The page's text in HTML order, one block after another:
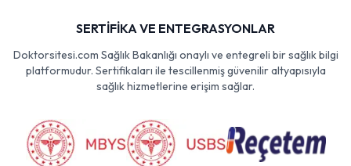
SERTİFİKA VE ENTEGRASYONLAR
Doktorsitesi.com Sağlık Bakanlığı onaylı ve entegreli bir sağlık bilgi
platformudur. Sertifikaları ile tescillenmiş güvenilir altyapısıyla
sağlık hizmetlerine erişim sağlar.